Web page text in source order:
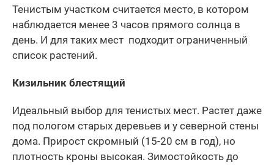
Тенистым участком считается место, в котором
наблюдается менее 3 часов прямого солнца в
день. И для таких мест подходит ограниченный
список растений.
Кизильник блестящий
Идеальный выбор для тенистых мест. Растет даже
под пологом старых деревьев и у северной стены
дома. Прирост скромный (15-20 см в год), но
плотность кроны высокая. Зимостойкость до